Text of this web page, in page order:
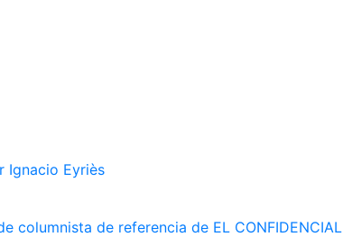
Ignacio Eyriès
columnista de referencia de EL CONFIDENCIAL